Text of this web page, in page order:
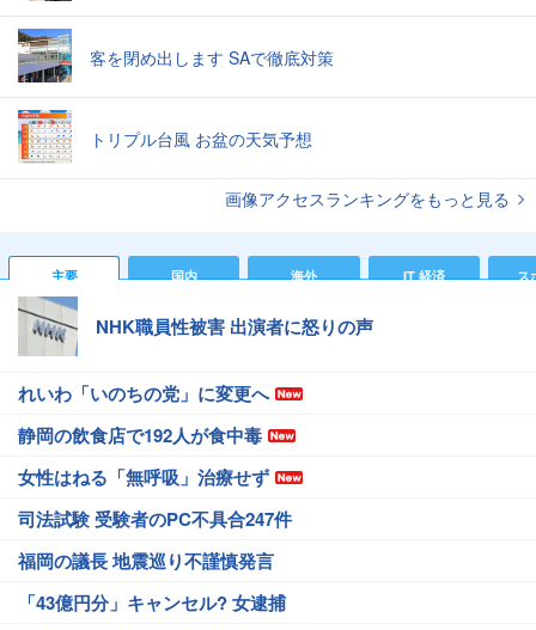
客を閉め出します SAで徹底対策
トリプル台風 お盆の天気予想
画像アクセスランキングをもっと見る
主要 国内 海外 IT 経済 ス
NHK職員性被害 出演者に怒りの声
れいわ「いのちの党」に変更へ
静岡の飲食店で192人が食中毒
女性はねる「無呼吸」治療せず
司法試験 受験者のPC不具合247件
福岡の議長 地震巡り不謹慎発言
「43億円分」キャンセル? 女逮捕